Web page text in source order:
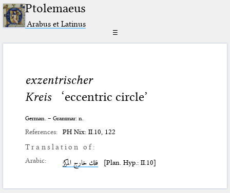
Ptolemaeus
Arabus et Latinus
☰
exzentrischer
Kreis
‘eccentric circle’
German. – Grammar: n.
References: PH Nix: II.10, 122
Translation of:
Arabic: فلك خارج المركز [Plan. Hyp.: II.10]